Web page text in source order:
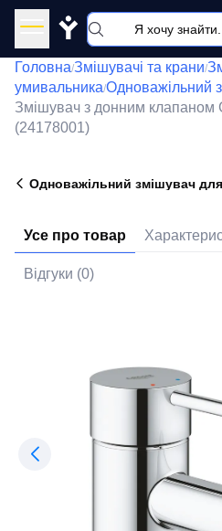
Y
Головна/Змішувачі та крани/
умивальника/Одноважільний
Змішувач з донним клапаном
(24178001)
Одноважільний змішувач
Усе про товар
Відгуки (0)